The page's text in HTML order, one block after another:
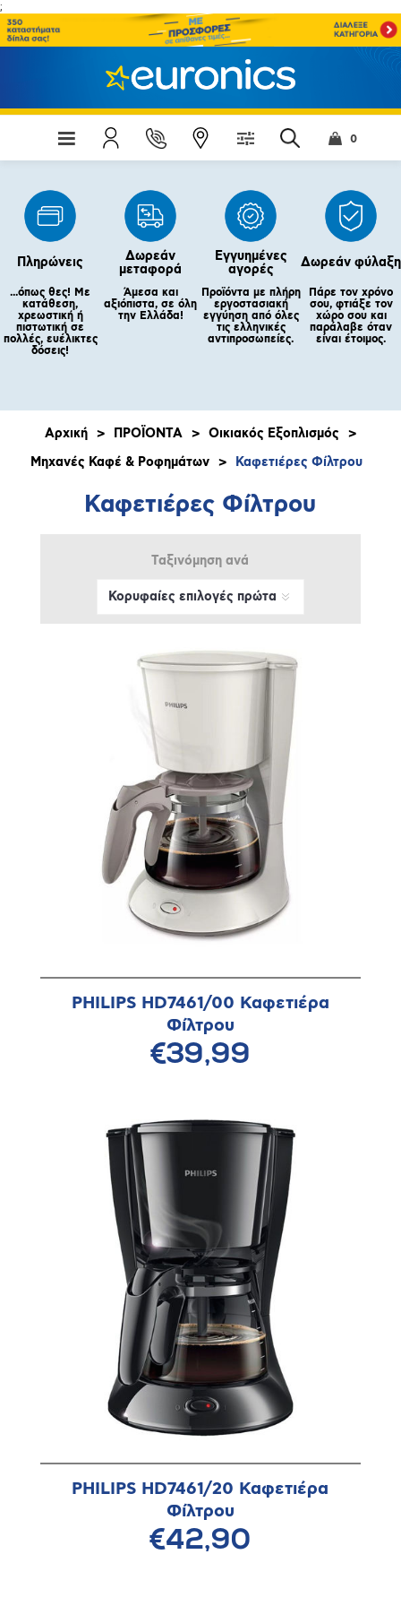
;
0
Πληρώνεις
...όπως θες! Με
κατάθεση,
χρεωστική ή
πιστωτική σε
πολλές, ευέλικτες
δόσεις!
Δωρεάν
μεταφορά
Άμεσα και
αξιόπιστα, σε όλη
την Ελλάδα!
Εγγυημένες
αγορές
Προϊόντα με πλήρη
εργοστασιακή
εγγύηση από όλες
τις ελληνικές
αντιπροσωπείες.
Δωρεάν φύλαξη
Πάρε τον χρόνο
σου, φτιάξε τον
χώρο σου και
παράλαβε όταν
είναι έτοιμος.
Αρχική > ΠΡΟΪΟΝΤΑ > Οικιακός Εξοπλισμός
>
Μηχανές Καφέ & Ροφημάτων > Καφετιέρες Φίλτρου
Καφετιέρες Φίλτρου
Ταξινόμηση ανά
PHILIPS HD7461/00 Καφετιέρα
Φίλτρου
€39,99
PHILIPS HD7461/20 Καφετιέρα
Φίλτρου
€42,90